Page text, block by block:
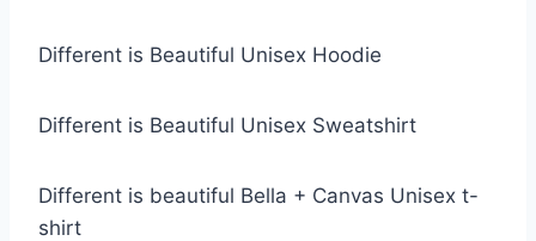
Different is Beautiful Unisex Hoodie
Different is Beautiful Unisex Sweatshirt
Different is beautiful Bella + Canvas Unisex t-
shirt